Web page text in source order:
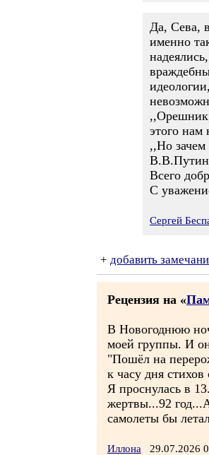
Да, Сева,
именно
этого нам
,,Но зачем
Всего
С
Сергей
+ добавить
Рецензия на «
В Новогоднюю
моей группы. И
"Пошёл на
к часу дня
Я проснулась в
жертвы...92
самолеты бы
Иллона 29.07.2026